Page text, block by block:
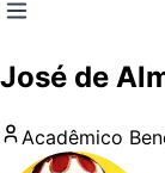
José de
Acadêmico